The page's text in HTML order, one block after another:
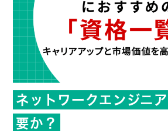
ネットワークエンジニ
要か？